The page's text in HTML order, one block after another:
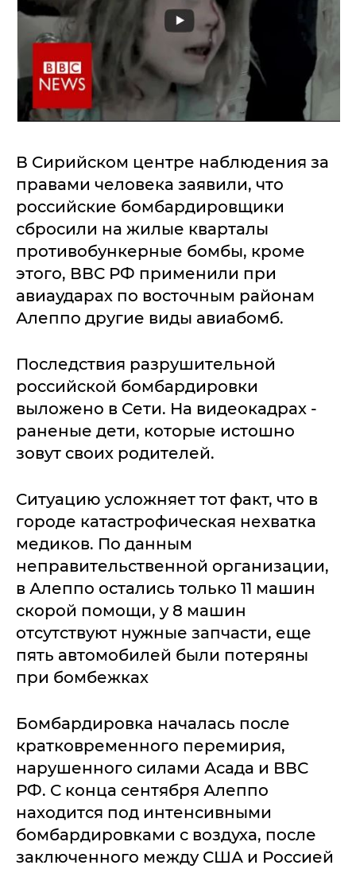
В Сирийском центре наблюдения за
правами человека заявили, что
российские бомбардировщики
сбросили на жилые кварталы
противобункерные бомбы, кроме
этого, ВВС РФ применили при
авиаударах по восточным районам
Алеппо другие виды авиабомб.
Последствия разрушительной
российской бомбардировки
выложено в Сети. На видеокадрах -
раненые дети, которые истошно
зовут своих родителей.
Ситуацию усложняет тот факт, что в
городе катастрофическая нехватка
медиков. По данным
неправительственной организации,
в Алеппо остались только 11 машин
скорой помощи, у 8 машин
отсутствуют нужные запчасти, еще
пять автомобилей были потеряны
при бомбежках
Бомбардировка началась после
кратковременного перемирия,
нарушенного силами Асада и ВВС
РФ. С конца сентября Алеппо
находится под интенсивными
бомбардировками с воздуха, после
заключенного между США и Россией